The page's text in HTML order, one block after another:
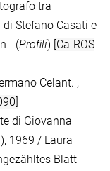
tra
Stefano Casati e
- (Profili) [Ca-ROS
Celant. ,
di Giovanna
1969 / Laura
Blatt